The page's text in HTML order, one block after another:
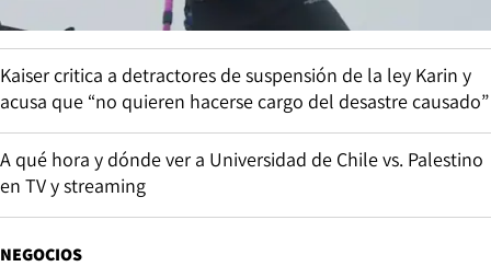
Kaiser critica a detractores de suspensión de la ley Karin y
acusa que “no quieren hacerse cargo del desastre causado”
A qué hora y dónde ver a Universidad de Chile vs. Palestino
en TV y streaming
NEGOCIOS